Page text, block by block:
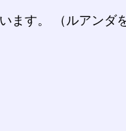
ます。 （ルアンダ